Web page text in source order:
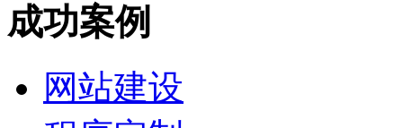
成功案例
网站建设